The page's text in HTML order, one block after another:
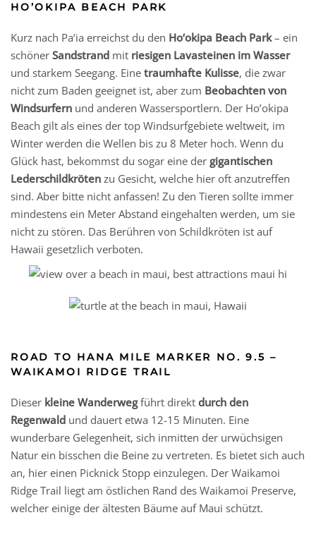
HO’OKIPA BEACH PARK
Kurz nach Pa‘ia erreichst du den Ho‘okipa Beach Park– ein
schöner Sandstrand mit riesigen Lavasteinen im Wasser
und starkem Seegang. Eine traumhafte Kulisse, die zwar
nicht zum Baden geeignet ist, aber zum Beobachten von
Windsurfern und anderen Wassersportlern. Der Ho’okipa
Beach gilt als eines der top Windsurfgebiete weltweit, im
Winter werden die Wellen bis zu 8 Meter hoch. Wenn du
Glück hast, bekommst du sogar eine der gigantischen
Lederschildkröten zu Gesicht, welche hier oft anzutreffen
sind. Aber bitte nicht anfassen! Zu den Tieren sollte immer
mindestens ein Meter Abstand eingehalten werden, um sie
nicht zu stören. Das Berühren von Schildkröten ist auf
Hawaii gesetzlich verboten.
ROAD TO HANA MILE MARKER NO. 9.5 –
WAIKAMOI RIDGE TRAIL
Dieser kleine Wanderwegführt direkt durch den
Regenwald und dauert etwa 12-15 Minuten. Eine
wunderbare Gelegenheit, sich inmitten der urwüchsigen
Natur ein bisschen die Beine zu vertreten. Es bietet sich auch
an, hier einen Picknick Stopp einzulegen. Der Waikamoi
Ridge Trail liegt am östlichen Rand des Waikamoi Preserve,
welcher einige der ältesten Bäume auf Maui schützt.